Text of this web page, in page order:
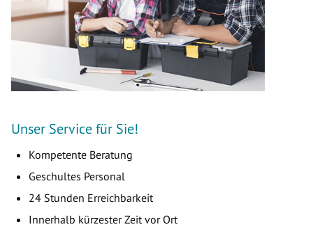
Unser Service für Sie!
Kompetente Beratung
Geschultes Personal
24 Stunden Erreichbarkeit
Innerhalb kürzester Zeit vor Ort